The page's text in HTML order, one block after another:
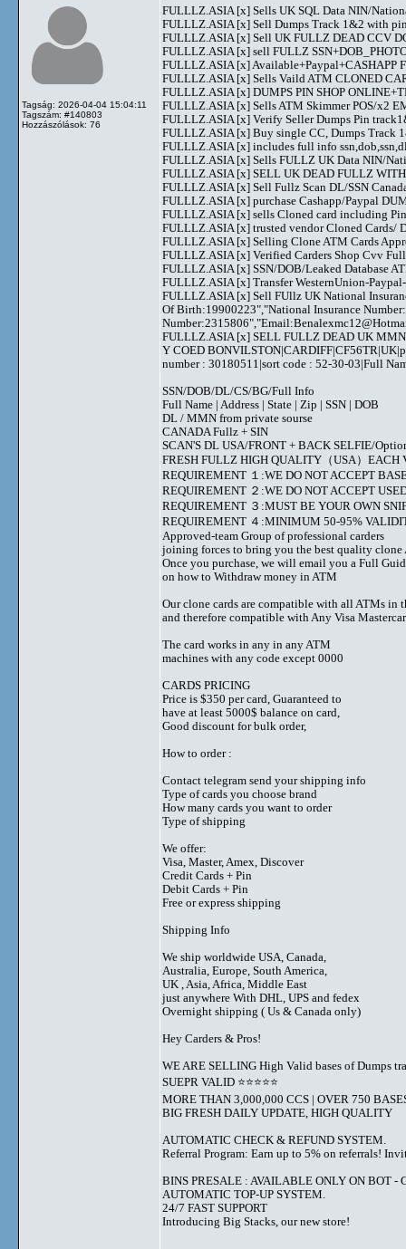
Tagság: 2026-04-04 15:04:11
Tagszám: #140803
Hozzászólások: 76
FULLLZ.ASIA [x] Sells UK SQL Data NIN/
FULLLZ.ASIA [x] Sell Dumps Track 1&2 with
FULLLZ.ASIA [x] Sell UK FULLZ DEAD CCV
FULLLZ.ASIA [x] sell FULLZ
FULLLZ.ASIA [x] Available+Paypal+CASHAPP
FULLLZ.ASIA [x] Sells Vaild ATM CLONED
FULLLZ.ASIA [x] DUMPS PIN SHOP
FULLLZ.ASIA [x] Sells ATM Skimmer POS/x2
FULLLZ.ASIA [x] Verify Seller Dumps Pin
FULLLZ.ASIA [x] Buy single CC, Dumps Track
FULLLZ.ASIA [x] includes full info
FULLLZ.ASIA [x] Sells FULLZ UK Data NIN/
FULLLZ.ASIA [x] SELL UK DEAD FULLZ
FULLLZ.ASIA [x] Sell Fullz Scan DL/SSN
FULLLZ.ASIA [x] purchase Cashapp/Paypal
FULLLZ.ASIA [x] sells Cloned card including
FULLLZ.ASIA [x] trusted vendor Cloned Cards/
FULLLZ.ASIA [x] Selling Clone ATM Cards
FULLLZ.ASIA [x] Verified Carders Shop Cvv
FULLLZ.ASIA [x] SSN/DOB/Leaked Database
FULLLZ.ASIA [x] Transfer WesternUnion-
FULLLZ.ASIA [x] Sell FUllz UK National
Of Birth:19900223","National Insurance
Number:2315806","Email:
FULLLZ.ASIA [x] SELL FULLZ DEAD UK MMN
Y COED
number : 30180511|sort code : 52-30-03|Full
SSN/DOB/DL/CS/BG/Full Info
Full Name | Address | State | Zip | SSN | DOB
DL / MMN from private sourse
CANADA Fullz + SIN
SCAN'S DL USA/FRONT + BACK SELFIE/
FRESH FULLZ HIGH QUALITY（USA）EACH
REQUIREMENT １:WE DO NOT ACCEPT
REQUIREMENT ２:WE DO NOT ACCEPT
REQUIREMENT ３:MUST BE YOUR OWN
REQUIREMENT ４:MINIMUM 50-95%
Approved-team Group of professional carders
joining forces to bring you the best quality clone
Once you purchase, we will email you a Full
on how to Withdraw money in ATM
Our clone cards are compatible with all ATMs in
and therefore compatible with Any Visa
The card works in any in any ATM
machines with any code except 0000
CARDS PRICING
Price is $350 per card, Guaranteed to
have at least 5000$ balance on card,
Good discount for bulk order,
How to order :
Contact telegram send your shipping info
Type of cards you choose brand
How many cards you want to order
Type of shipping
We offer:
Visa, Master, Amex, Discover
Credit Cards + Pin
Debit Cards + Pin
Free or express shipping
Shipping Info
We ship worldwide USA, Canada,
Australia, Europe, South America,
UK , Asia, Africa, Middle East
just anywhere With DHL, UPS and fedex
Overnight shipping ( Us & Canada only)
Hey Carders & Pros!
WE ARE SELLING High Valid bases of Dumps
SUEPR VALID ⭐️⭐️⭐️⭐️⭐️
MORE THAN 3,000,000 CCS | OVER 750
BIG FRESH DAILY UPDATE, HIGH QUALITY
AUTOMATIC CHECK & REFUND SYSTEM.
Referral Program: Earn up to 5% on referrals!
BINS PRESALE : AVAILABLE ONLY ON BOT -
AUTOMATIC TOP-UP SYSTEM.
24/7 FAST SUPPORT
Introducing Big Stacks, our new store!